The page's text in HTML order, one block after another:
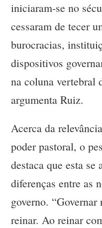
iniciaram-se no
cessaram de tecer
burocracias,
dispositivos
na coluna vertebral
argumenta Ruiz.
Acerca da
poder pastoral, o
destaca que esta se
diferenças entre as
governo.
reinar. Ao reinar